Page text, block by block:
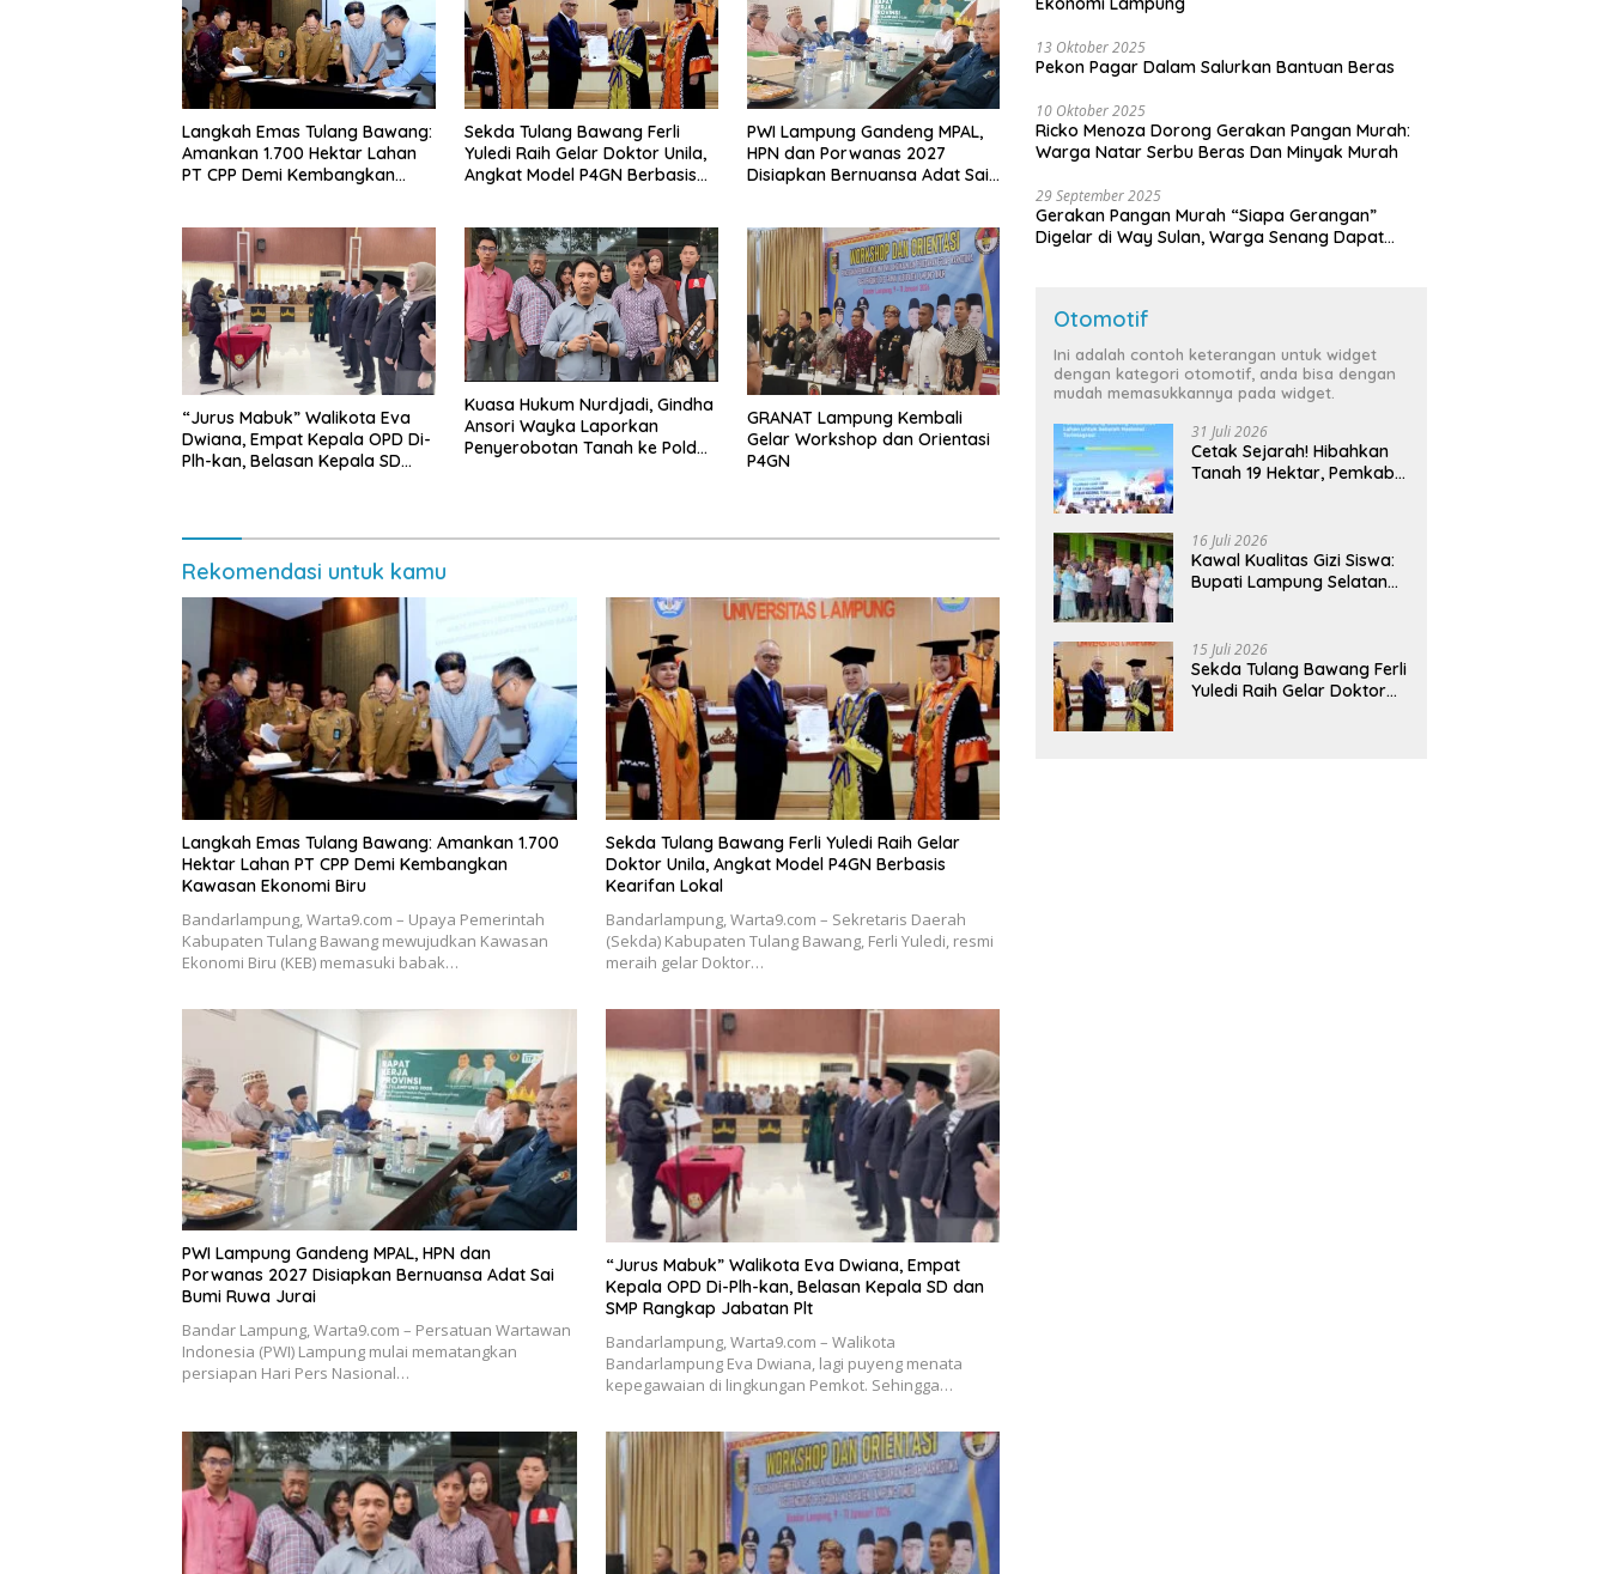
Langkah Emas Tulang Bawang:
Amankan 1.700 Hektar Lahan
PT CPP Demi Kembangkan
Sekda Tulang Bawang Ferli
Yuledi Raih Gelar Doktor Unila,
Angkat Model P4GN Berbasis
PWI Lampung Gandeng MPAL,
HPN dan Porwanas 2027
Disiapkan Bernuansa Adat Sai
“Jurus Mabuk” Walikota Eva
Dwiana, Empat Kepala OPD Di-
Plh-kan, Belasan Kepala SD
Kuasa Hukum Nurdjadi, Gindha
Ansori Wayka Laporkan
Penyerobotan Tanah ke Polda
GRANAT Lampung Kembali
Gelar Workshop dan Orientasi
P4GN
Rekomendasi untuk kamu
Langkah Emas Tulang Bawang: Amankan 1.700
Hektar Lahan PT CPP Demi Kembangkan
Kawasan Ekonomi Biru
Bandarlampung, Warta9.com – Upaya Pemerintah
Kabupaten Tulang Bawang mewujudkan Kawasan
Ekonomi Biru (KEB) memasuki babak…
Sekda Tulang Bawang Ferli Yuledi Raih Gelar
Doktor Unila, Angkat Model P4GN Berbasis
Kearifan Lokal
Bandarlampung, Warta9.com – Sekretaris Daerah
(Sekda) Kabupaten Tulang Bawang, Ferli Yuledi, resmi
meraih gelar Doktor…
PWI Lampung Gandeng MPAL, HPN dan
Porwanas 2027 Disiapkan Bernuansa Adat Sai
Bumi Ruwa Jurai
Bandar Lampung, Warta9.com – Persatuan Wartawan
Indonesia (PWI) Lampung mulai mematangkan
persiapan Hari Pers Nasional…
“Jurus Mabuk” Walikota Eva Dwiana, Empat
Kepala OPD Di-Plh-kan, Belasan Kepala SD dan
SMP Rangkap Jabatan Plt
Bandarlampung, Warta9.com – Walikota
Bandarlampung Eva Dwiana, lagi puyeng menata
kepegawaian di lingkungan Pemkot. Sehingga…
13 Oktober 2025
Pekon Pagar Dalam Salurkan Bantuan Beras
10 Oktober 2025
Ricko Menoza Dorong Gerakan Pangan Murah:
Warga Natar Serbu Beras Dan Minyak Murah
29 September 2025
Gerakan Pangan Murah “Siapa Gerangan”
Digelar di Way Sulan, Warga Senang Dapat
Otomotif
Ini adalah contoh keterangan untuk widget
dengan kategori otomotif, anda bisa dengan
mudah memasukkannya pada widget.
31 Juli 2026
Cetak Sejarah! Hibahkan
Tanah 19 Hektar, Pemkab
Terintegrasi Pertama di
Lampung
16 Juli 2026
Kawal Kualitas Gizi Siswa:
Bupati Lampung Selatan
Bergizi Gratis di Natar
15 Juli 2026
Sekda Tulang Bawang Ferli
Yuledi Raih Gelar Doktor